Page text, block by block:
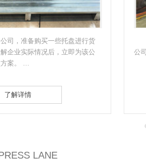
国集团，奇华顿香精香料有限
着极高的管理要求。…
了解详情
类
LANE